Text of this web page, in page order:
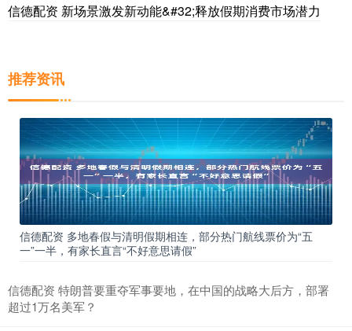
信德配资 新场景激发新动能&#32;释放假期消费市场潜力
推荐资讯
信德配资 多地春假与清明假期相连，部分热门航线票价为“五
一”一半，有家长直言“不好意思请假”
信德配资 特朗普要重夺军事要地，在中国的战略大后方，部署
超过1万名美军？